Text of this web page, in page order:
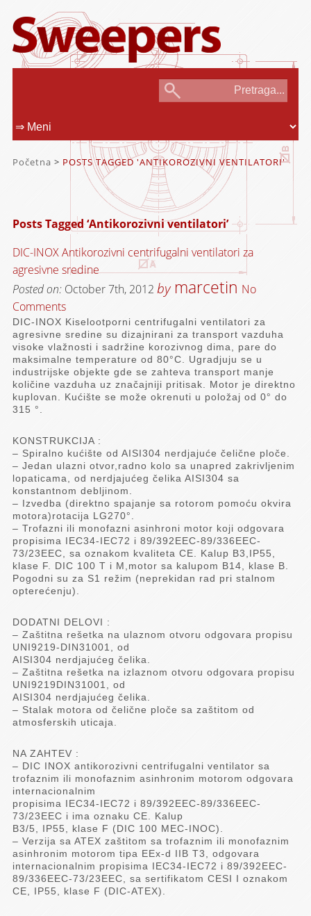
Početna > POSTS TAGGED 'ANTIKOROZIVNI VENTILATORI'
Posts Tagged ‘Antikorozivni ventilatori’
DIC-INOX Antikorozivni centrifugalni ventilatori za
agresivne sredine
Posted on: October 7th, 2012 by marcetin No
Comments
DIC-INOX Kiselootporni centrifugalni ventilatori za
agresivne sredine su dizajnirani za transport vazduha
visoke vlažnosti i sadržine korozivnog dima, pare do
maksimalne temperature od 80°C. Ugradjuju se u
industrijske objekte gde se zahteva transport manje
količine vazduha uz značajniji pritisak. Motor je direktno
kuplovan. Kućište se može okrenuti u položaj od 0° do
315 °.
KONSTRUKCIJA :
– Spiralno kućište od AISI304 nerdjajuće čelične ploče.
– Jedan ulazni otvor,radno kolo sa unapred zakrivljenim
lopaticama, od nerdjajućeg čelika AISI304 sa
konstantnom debljinom.
– Izvedba (direktno spajanje sa rotorom pomoću okvira
motora)rotacija LG270°.
– Trofazni ili monofazni asinhroni motor koji odgovara
propisima IEC34-IEC72 i 89/392EEC-89/336EEC-
73/23EEC, sa oznakom kvaliteta CE. Kalup B3,IP55,
klase F. DIC 100 T i M,motor sa kalupom B14, klase B.
Pogodni su za S1 režim (neprekidan rad pri stalnom
opterećenju).
DODATNI DELOVI :
– Zaštitna rešetka na ulaznom otvoru odgovara propisu
UNI9219-DIN31001, od
AISI304 nerdjajućeg čelika.
– Zaštitna rešetka na izlaznom otvoru odgovara propisu
UNI9219DIN31001, od
AISI304 nerdjajućeg čelika.
– Stalak motora od čelične ploče sa zaštitom od
atmosferskih uticaja.
NA ZAHTEV :
– DIC INOX antikorozivni centrifugalni ventilator sa
trofaznim ili monofaznim asinhronim motorom odgovara
internacionalnim
propisima IEC34-IEC72 i 89/392EEC-89/336EEC-
73/23EEC i ima oznaku CE. Kalup
B3/5, IP55, klase F (DIC 100 MEC-INOC).
– Verzija sa ATEX zaštitom sa trofaznim ili monofaznim
asinhronim motorom tipa EEx-d IIB T3, odgovara
internacionalnim propisima IEC34-IEC72 i 89/392EEC-
89/336EEC-73/23EEC, sa sertifikatom CESI I oznakom
CE, IP55, klase F (DIC-ATEX).